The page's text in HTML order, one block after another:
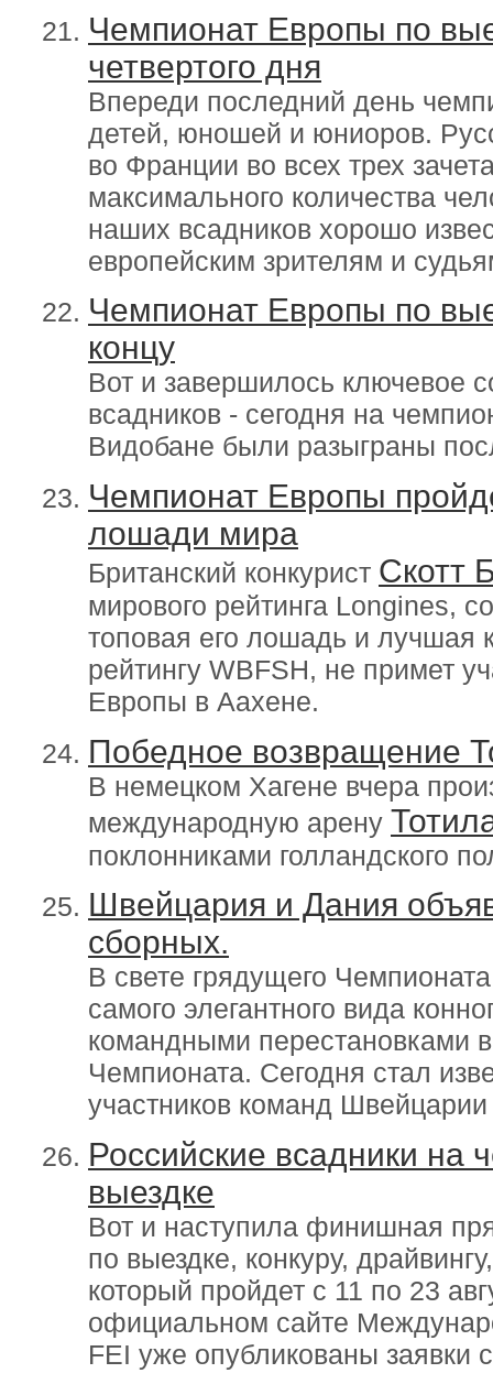
Чемпионат Европы по
четвертого дня
Впереди последний день
детей, юношей и юниоров.
во Франции во всех трех
максимального количества
наших всадников хорошо
европейским зрителям и
Чемпионат Европы по
концу
Вот и завершилось ключевое
всадников - сегодня на
Видобане были разыграны
Чемпионат Европы
лошади мира
Британский конкурист Скотт
мирового рейтинга Longines,
топовая его лошадь и лучшая
рейтингу WBFSH, не примет
Европы в Аахене.
Победное возвращение
В немецком Хагене вчера
международную арену
поклонниками голландского
Швейцария и Дания
сборных.
В свете грядущего
самого элегантного вида
командными перестановками
Чемпионата. Сегодня стал
участников команд
Российские всадники на
выездке
Вот и наступила финишная
по выездке, конкуру,
который пройдет с 11 по 23
официальном сайте
FEI уже опубликованы заявки